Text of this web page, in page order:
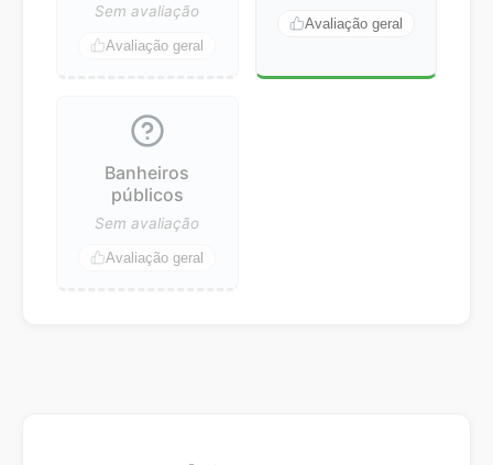
Sem avaliação
Avaliação geral
Avaliação geral
Banheiros
públicos
Sem avaliação
Avaliação geral